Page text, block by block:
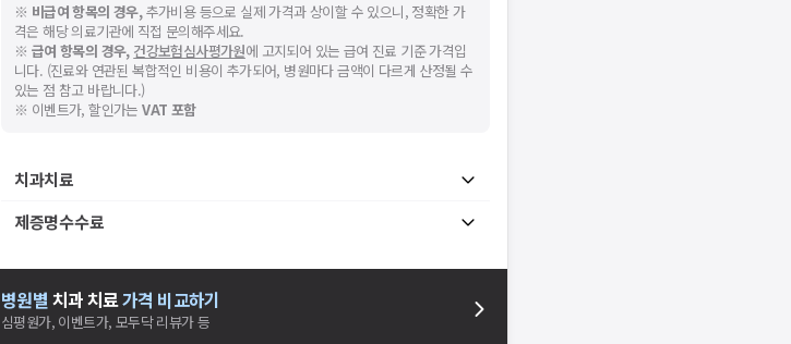
※ 비급여 항목의 경우,추가비용 등으로 실제 가격과 상이할 수 있으니, 정확한 가
격은 해당 의료기관에 직접 문의해주세요.
※ 급여 항목의 경우, 건강보험심사평가원에 고지되어 있는 급여 진료 기준 가격입
니다. (진료와 연관된 복합적인 비용이 추가되어, 병원마다 금액이 다르게 산정될 수
있는 점 참고 바랍니다.)
※ 이벤트가, 할인가는VAT 포함
치과치료
제증명수수료
병원별 치과치료가격 비교하기
심평원가, 이벤트가, 모두닥 리뷰가 등